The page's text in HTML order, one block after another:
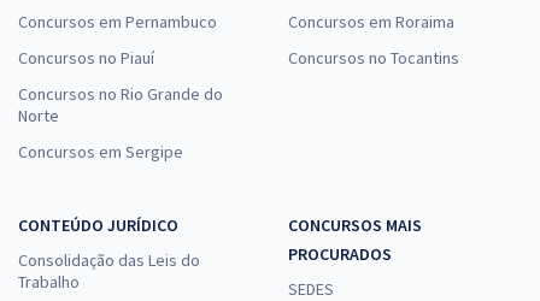
Concursos em Pernambuco
Concursos no Piauí
Concursos no Rio Grande do
Norte
Concursos em Sergipe
Concursos em Roraima
Concursos no Tocantins
CONTEÚDO JURÍDICO
Consolidação das Leis do
Trabalho
CONCURSOS MAIS
PROCURADOS
SEDES